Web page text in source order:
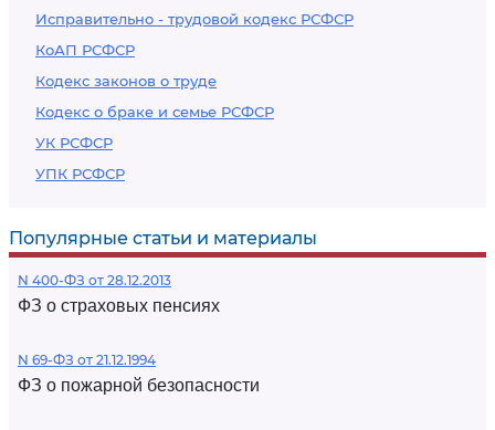
Исправительно - трудовой кодекс РСФСР
КоАП РСФСР
Кодекс законов о труде
Кодекс о браке и семье РСФСР
УК РСФСР
УПК РСФСР
Популярные статьи и материалы
N 400-ФЗ от 28.12.2013
ФЗ о страховых пенсиях
N 69-ФЗ от 21.12.1994
ФЗ о пожарной безопасности